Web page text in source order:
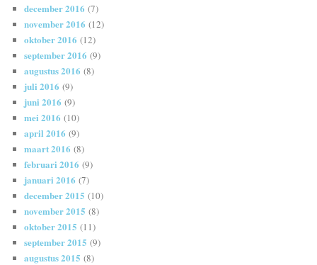
december 2016 (7)
november 2016 (12)
oktober 2016 (12)
september 2016 (9)
augustus 2016 (8)
juli 2016 (9)
juni 2016 (9)
mei 2016 (10)
april 2016 (9)
maart 2016 (8)
februari 2016 (9)
januari 2016 (7)
december 2015 (10)
november 2015 (8)
oktober 2015 (11)
september 2015 (9)
augustus 2015 (8)